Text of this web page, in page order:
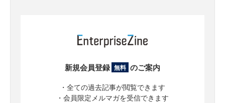
新規会員登録 無料 のご案内
・全ての過去記事が閲覧できます
・会員限定メルマガを受信できます